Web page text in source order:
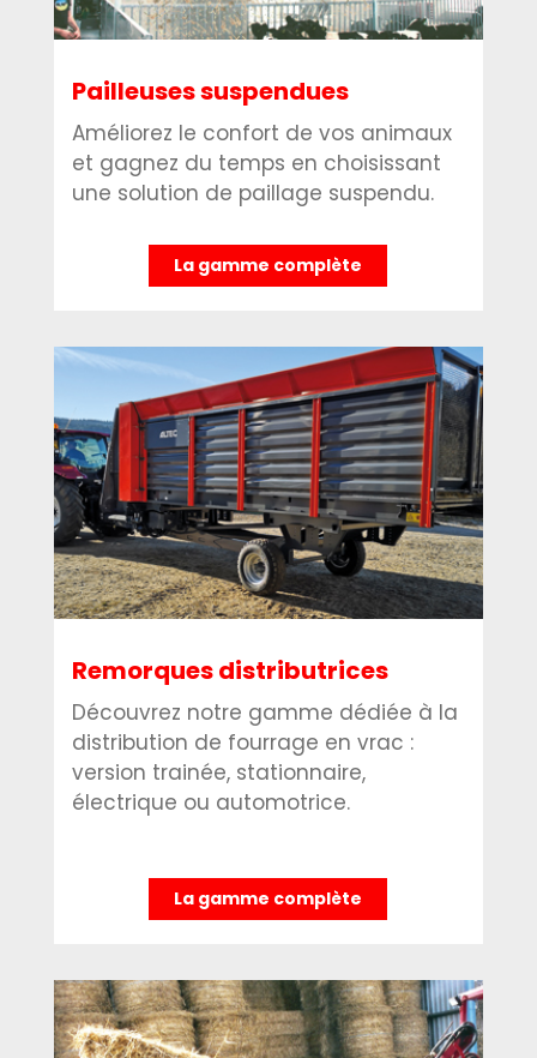
Pailleuses suspendues
Améliorez le confort de vos animaux
et gagnez du temps en choisissant
une solution de paillage suspendu.
La gamme complète
Remorques distributrices
Découvrez notre gamme dédiée à la
distribution de fourrage en vrac :
version trainée, stationnaire,
électrique ou automotrice.
La gamme complète